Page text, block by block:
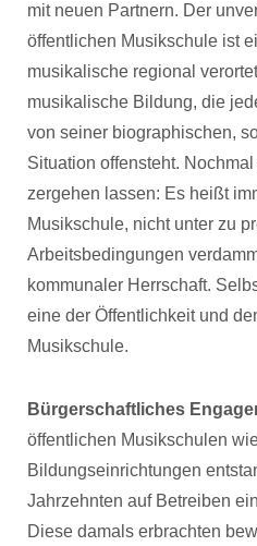
mit neuen Partnern. Der
öffentlichen Musikschule ist
musikalische regional
musikalische Bildung, die
von seiner biographischen,
Situation offensteht.
zergehen lassen: Es heißt
Musikschule, nicht unter zu
Arbeitsbedingungen
kommunaler Herrschaft.
eine der Öffentlichkeit und
Musikschule.
Bürgerschaftliches
öffentlichen Musikschulen
Bildungseinrichtungen
Jahrzehnten auf Betreiben
Diese damals erbrachten